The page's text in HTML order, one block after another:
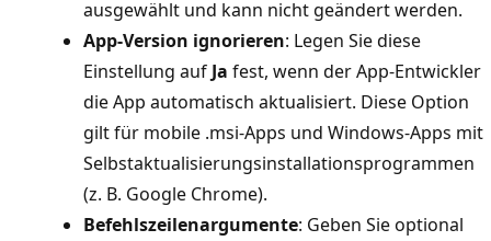
ausgewählt und kann nicht geändert werden.
App-Version ignorieren: Legen Sie diese
Einstellung auf Ja fest, wenn der App-Entwickler
die App automatisch aktualisiert. Diese Option
gilt für mobile .msi-Apps und Windows-Apps mit
Selbstaktualisierungsinstallationsprogrammen
(z. B. Google Chrome).
Befehlszeilenargumente: Geben Sie optional